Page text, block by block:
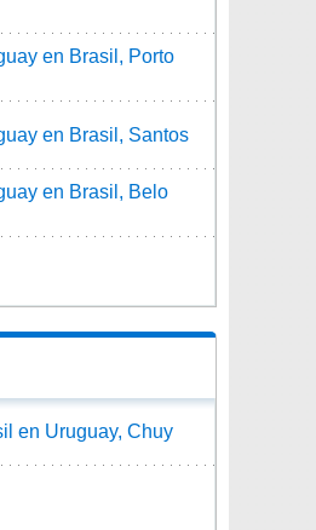
en Brasil, Porto
en Brasil, Santos
en Brasil, Belo
en Uruguay, Chuy